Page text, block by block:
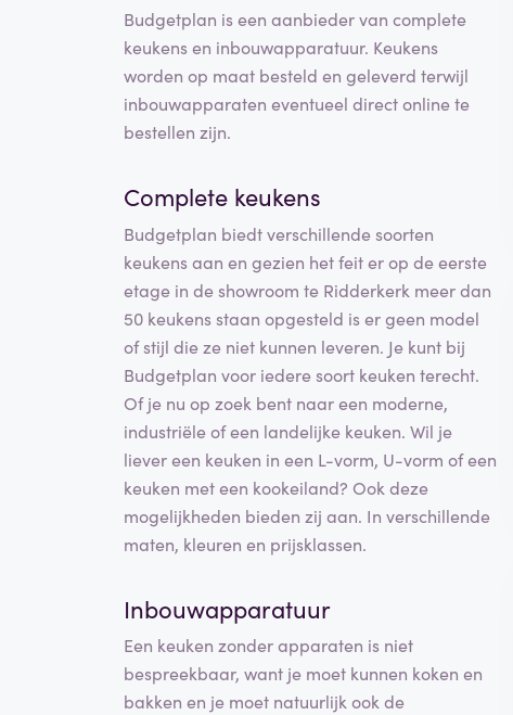
Budgetplan is een aanbieder van complete
keukens en inbouwapparatuur. Keukens
worden op maat besteld en geleverd terwijl
inbouwapparaten eventueel direct online te
bestellen zijn.
Complete keukens
Budgetplan biedt verschillende soorten
keukens aan en gezien het feit er op de eerste
etage in de showroom te Ridderkerk meer dan
50 keukens staan opgesteld is er geen model
of stijl die ze niet kunnen leveren. Je kunt bij
Budgetplan voor iedere soort keuken terecht.
Of je nu op zoek bent naar een moderne,
industriële of een landelijke keuken. Wil je
liever een keuken in een L-vorm, U-vorm of een
keuken met een kookeiland? Ook deze
mogelijkheden bieden zij aan. In verschillende
maten, kleuren en prijsklassen.
Inbouwapparatuur
Een keuken zonder apparaten is niet
bespreekbaar, want je moet kunnen koken en
bakken en je moet natuurlijk ook de